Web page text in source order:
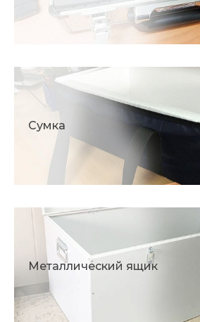
Сумка
Металлический ящик